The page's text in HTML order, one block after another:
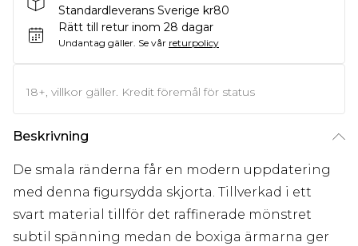
Standardleverans Sverige kr80
Rätt till retur inom 28 dagar
Undantag gäller. Se vår returpolicy
18+, villkor gäller. Kredit föremål för status
Beskrivning
De smala ränderna får en modern uppdatering
med denna figursydda skjorta. Tillverkad i ett
svart material tillför det raffinerade mönstret
subtil spänning medan de boxiga ärmarna ger